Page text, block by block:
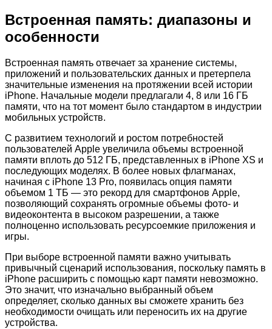
Встроенная память: диапазоны и
особенности
Встроенная память отвечает за хранение системы,
приложений и пользовательских данных и претерпела
значительные изменения на протяжении всей истории
iPhone. Начальные модели предлагали 4, 8 или 16 ГБ
памяти, что на тот момент было стандартом в индустрии
мобильных устройств.
С развитием технологий и ростом потребностей
пользователей Apple увеличила объемы встроенной
памяти вплоть до 512 ГБ, представленных в iPhone XS и
последующих моделях. В более новых флагманах,
начиная с iPhone 13 Pro, появилась опция памяти
объемом 1 ТБ — это рекорд для смартфонов Apple,
позволяющий сохранять огромные объемы фото- и
видеоконтента в высоком разрешении, а также
полноценно использовать ресурсоемкие приложения и
игры.
При выборе встроенной памяти важно учитывать
привычный сценарий использования, поскольку память в
iPhone расширить с помощью карт памяти невозможно.
Это значит, что изначально выбранный объем
определяет, сколько данных вы сможете хранить без
необходимости очищать или переносить их на другие
устройства.